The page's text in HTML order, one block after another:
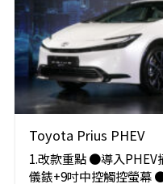
Toyota Prius PHEV
1.改款重點 ●導入
儀錶+9吋中控觸控螢幕